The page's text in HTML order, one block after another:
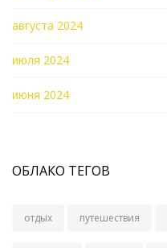
августа 2024
июля 2024
июня 2024
ОБЛАКО ТЕГОВ
отдых путешествия